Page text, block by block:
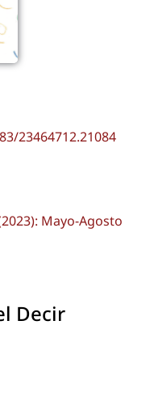
23464712.21084
Mayo-Agosto
Decir